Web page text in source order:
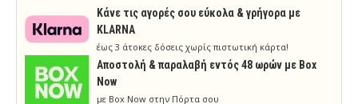
Κάνε τις αγορές σου εύκολα & γρήγορα με
KLARNA
έως 3 άτοκες δόσεις χωρίς πιστωτική κάρτα!
Aποστολή & παραλαβή εντός 48 ωρών με Box
Now
με Box Now στην Πόρτα σου